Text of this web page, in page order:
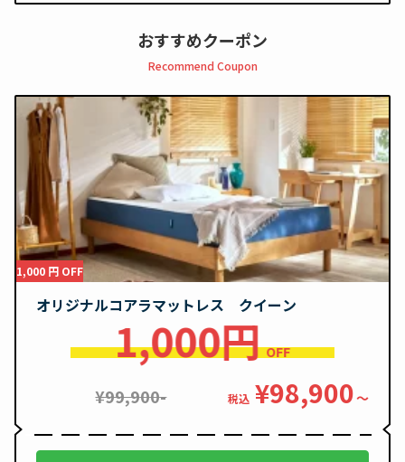
おすすめクーポン
Recommend Coupon
1,000 円 OFF
オリジナルコアラマットレス クイーン
1,000円 OFF
¥99,900- 税込 ¥98,900〜